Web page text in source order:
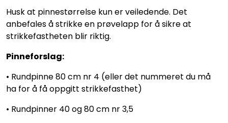
Husk at pinnestørrelse kun er veiledende. Det
anbefales å strikke en prøvelapp for å sikre at
strikkefastheten blir riktig.
Pinneforslag:
• Rundpinne 80 cm nr 4 (eller det nummeret du må
ha for å få oppgitt strikkefasthet)
• Rundpinner 40 og 80 cm nr 3,5